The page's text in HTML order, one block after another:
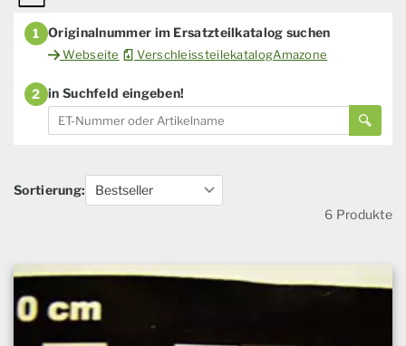
1 Originalnummer im Ersatzteilkatalog suchen
Webseite VerschleissteilekatalogAmazone
2 in Suchfeld eingeben!
Sortierung:
6 Produkte